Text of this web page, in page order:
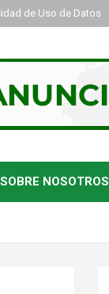
de Uso de Datos
SOBRE NOSOTROS